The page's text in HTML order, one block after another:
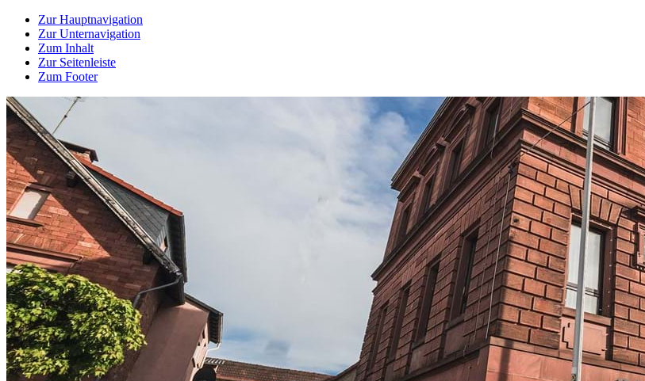
Zur Hauptnavigation
Zur Unternavigation
Zum Inhalt
Zur Seitenleiste
Zum Footer